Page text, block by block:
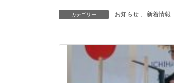
カテゴリー お知らせ 、 新着情報